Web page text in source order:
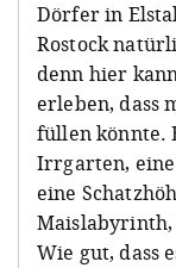
Dörfer in
Rostock
denn hier
erleben, dass
füllen könnte.
Irrgarten,
eine
Maislabyrinth,
Wie gut, dass